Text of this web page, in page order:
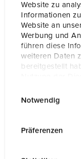
Website zu
Informationen
Website an
Werbung und
führen diese
weiteren Daten
bereitgestellt
Notwendig
Präferenzen